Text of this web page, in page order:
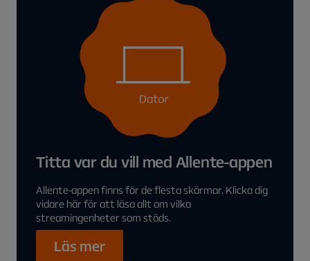
Titta var du vill med Allente-appen
Allente-appen finns för de flesta skärmar. Klicka dig
vidare här för att läsa allt om vilka
Läs mer